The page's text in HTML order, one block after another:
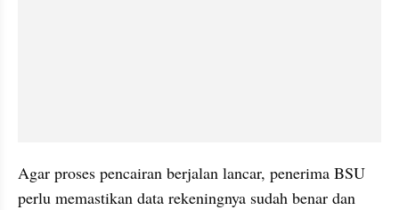
Agar proses pencairan berjalan lancar, penerima BSU
perlu memastikan data rekeningnya sudah benar dan